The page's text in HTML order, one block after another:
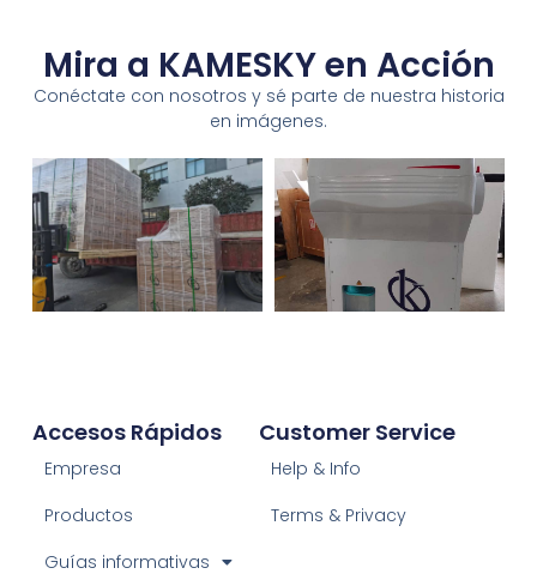
Mira a KAMESKY en Acción
Conéctate con nosotros y sé parte de nuestra historia
en imágenes.
Customer Service
Help & Info
Terms & Privacy
Accesos Rápidos
Empresa
Productos
Guías informativas